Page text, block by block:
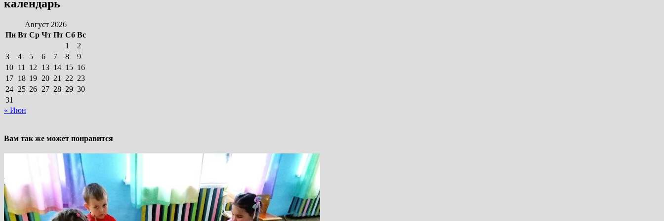
календарь
Август 2026
Пн Вт Ср Чт Пт Сб Вс
1
2
3
4 5 6 7 8
9
10 11 12 13 14 15 16
17 18 19 20 21 22 23
24 25 26 27 28 29 30
31
« Июн
Вам так же может понравится